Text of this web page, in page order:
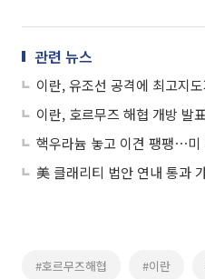
관련 뉴스
#호르무즈해협 #이란